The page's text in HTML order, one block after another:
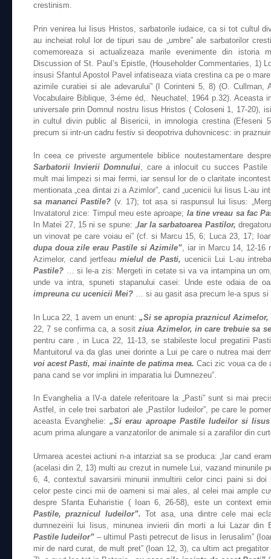
crestinism.
Prin venirea lui Iisus Hristos, sarbatorile iudaice, ca si tot cultul
au incheiat rolul lor de tipuri sau de „umbre” ale sarbatorilor
comemoreaza si actualizeaza marile evenimente din istoria
Discussion of St. Paul’s Epistle, (Householder Commentaries, 1)
insusi Sfantul Apostol Pavel infatiseaza viata crestina ca pe o
azimile curatiei si ale adevarului” (I Corinteni 5, 8) (O. Cullman,
Vocabulaire Biblique, 3-éme éd,. Neuchatel, 1964 p.32). Aceasta
universale prin Domnul nostru Iisus Hristos ( Coloseni 1, 17-20),
in cultul divin public al Bisericii, in imnologia crestina (Efeseni
precum si intr-un cadru festiv si deopotriva duhovnicesc: in
In ceea ce priveste argumentele biblice noutestamentare
Sarbatorii Invierii Domnului, care a inlocuit cu succes Pastile
mult mai limpezi si mai fermi, iar sensul lor de o claritate
mentionata „cea dintai zi a Azimlor”, cand „ucenicii lui Iisus L-au
sa mananci Pastile? (v. 17); tot asa si raspunsul lui Iisus:
Invatatorul zice: Timpul meu este aproape; la tine vreau sa fac
In Matei 27, 15 ni se spune: „Iar la sarbatoarea Pastilor,
un vinovat pe care voiau ei” (cf. si Marcu 15, 6; Luca 23, 17;
dupa doua zile erau Pastile si Azimile”, iar in Marcu 14, 12-16
Azimelor, cand jertfeaumielul de Pasti, ucenicii Lui L-au
Pastile? … si le-a zis: Mergeti in cetate si va va intampina un
unde va intra, spuneti stapanului casei: Unde este odaia de
impreuna cu ucenicii Mei? … si au gasit asa precum le-a spus si
In Luca 22, 1 avem un enunt: „Si se apropia praznicul Azimelor,
22, 7 se confirma ca, a sositziua Azimelor, in care trebuie sa
pentru care , in Luca 22, 11-13, se stabileste locul pregatirii
Mantuitorul va da glas unei dorinte a Lui pe care o nutrea mai
voi acest Pasti, mai inainte de patima mea. Caci zic voua ca de
pana cand se vor implini in imparatia lui Dumnezeu”.
In Evanghelia a IV-a datele referitoare la „Pasti” sunt si mai
Astfel, in cele trei sarbatori ale „Pastilor Iudeilor”, pe care le
aceasta Evanghelie:„Si erau aproape Pastile Iudeilor si
acum prima alungare a vanzatorilor de animale si a zarafilor din
Urmarea acestei actiuni n-a intarziat sa se produca: „Iar cand
(acelasi din 2, 13) multi au crezut in numele Lui, vazand minunile
6, 4, contextul savarsirii minunii inmultirii celor cinci paini si doi
celor peste cinci mii de oameni si mai ales, al celei mai ample
despre Sfanta Euharistie ( Ioan 6, 26-58), este un context
Pastile, praznicul Iudeilor”. Tot asa, una dintre cele mai
dumnezeirii lui Iisus, minunea invierii din morti a lui Lazar din
Pastile Iudeilor” – ultimul Pasti petrecut de Iisus in Ierusalim”
mir de nard curat, de mult pret” (Ioan 12, 3), ca ultim act pregatitor